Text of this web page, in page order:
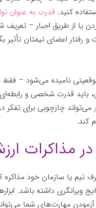
کنید. قدرت به عنوان
یا از طریق اجبار –
رفتار اعضای تیمتان تأثیر
نامیده می‌شود –
باید قدرت شخصی و رابطه‌ای
می‌تواند چارچوبی برای تفکر
کند.
تیم یا سازمان خود مذاکره
ویرانگری داشته باشد.
مهارت‌های شما